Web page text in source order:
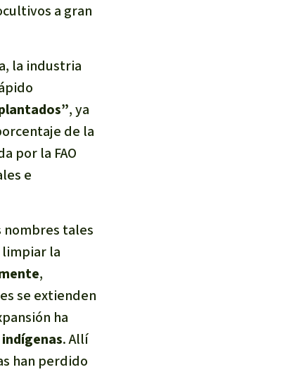
a gran
la industria
, ya
de la
por la FAO
e
nombres tales
limpiar la
,
se extienden
ha
. Allí
han perdido